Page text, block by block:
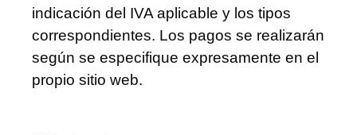
indicación del IVA aplicable y los tipos
correspondientes. Los pagos se realizarán
según se especifique expresamente en el
propio sitio web.